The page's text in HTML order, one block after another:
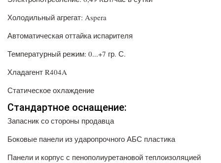
Холодильный агрегат: Aspera
Автоматическая оттайка испарителя
Температурный режим: 0...+7 гр. С.
Хладагент R404A
Статическое охлаждение
Стандартное оснащение:
Запасник со стороны продавца
Боковые панели из ударопрочного АБС пластика
Панели и корпус с пенополиуретановой теплоизоляцией